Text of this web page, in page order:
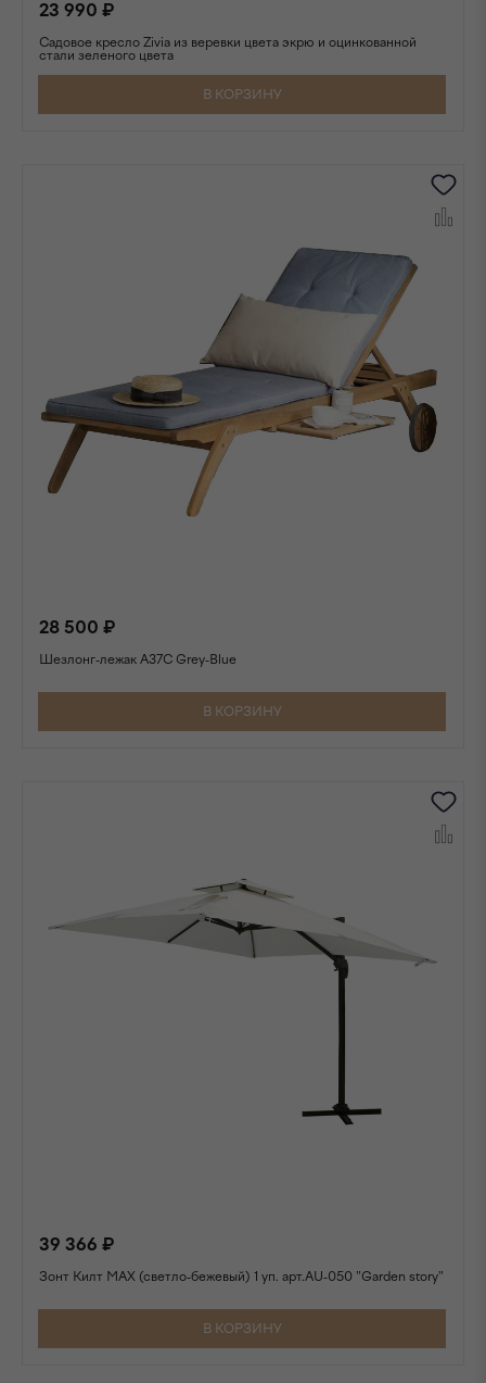
23 990 ₽
Садовое кресло Zivia из веревки цвета экрю и оцинкованной
стали зеленого цвета
В КОРЗИНУ
28 500 ₽
Шезлонг-лежак A37C Grey-Blue
В КОРЗИНУ
39 366 ₽
Зонт Килт MAX (светло-бежевый) 1 уп. арт.AU-050 "Garden story"
В КОРЗИНУ